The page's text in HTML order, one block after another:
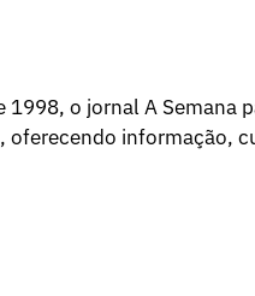
1998, o jornal A
oferecendo informação,